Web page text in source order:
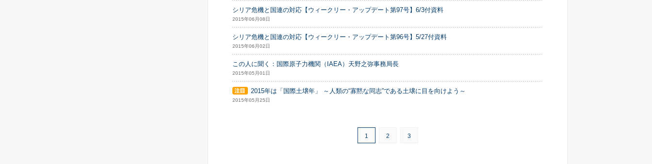
シリア危機と国連の対応【ウィークリー・アップデート第97号】6/3付資料
2015年06月08日
シリア危機と国連の対応【ウィークリー・アップデート第96号】5/27付資料
2015年06月02日
この人に聞く：国際原子力機関（IAEA）天野之弥事務局長
2015年05月01日
2015年は「国際土壌年」 ～人類の“寡黙な同志”である土壌に目を向けよう～
2015年05月25日
1 2 3